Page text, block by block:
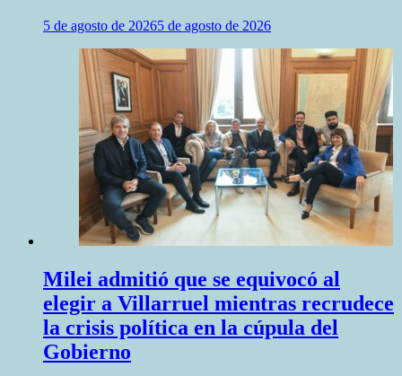
5 de agosto de 20265 de agosto de 2026
Milei admitió que se equivocó al
elegir a Villarruel mientras recrudece
la crisis política en la cúpula del
Gobierno